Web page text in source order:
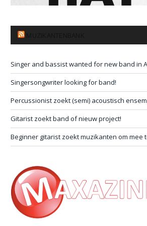
Singer and bassist wanted for new band in
Singersongwriter looking for band!
Percussionist zoekt (semi) acoustisch
Gitarist zoekt band of nieuw project!
Beginner gitarist zoekt muzikanten om mee